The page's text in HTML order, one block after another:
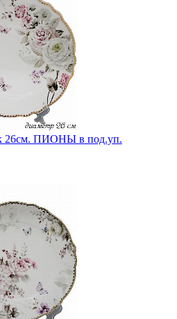
26см. ПИОНЫ в под.уп.